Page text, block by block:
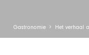
Gastronomie Het verhaal